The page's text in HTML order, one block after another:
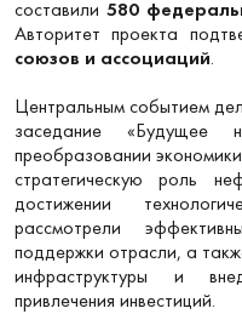
составили 580
Авторитет проекта
союзов и ассоциаций.
Центральным событием
заседание «Будущее
преобразовании
стратегическую роль
достижении
рассмотрели
поддержки отрасли, а
инфраструктуры и
привлечения инвестиций.